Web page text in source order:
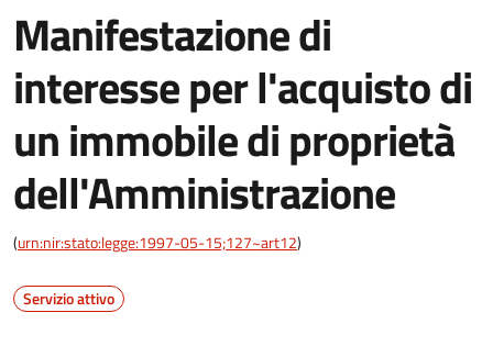
Manifestazione di
interesse per l'acquisto di
un immobile di proprietà
dell'Amministrazione
(urn:nir:stato:legge:1997-05-15;127~art12)
Servizio attivo